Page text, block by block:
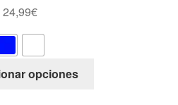
24,99€
opciones